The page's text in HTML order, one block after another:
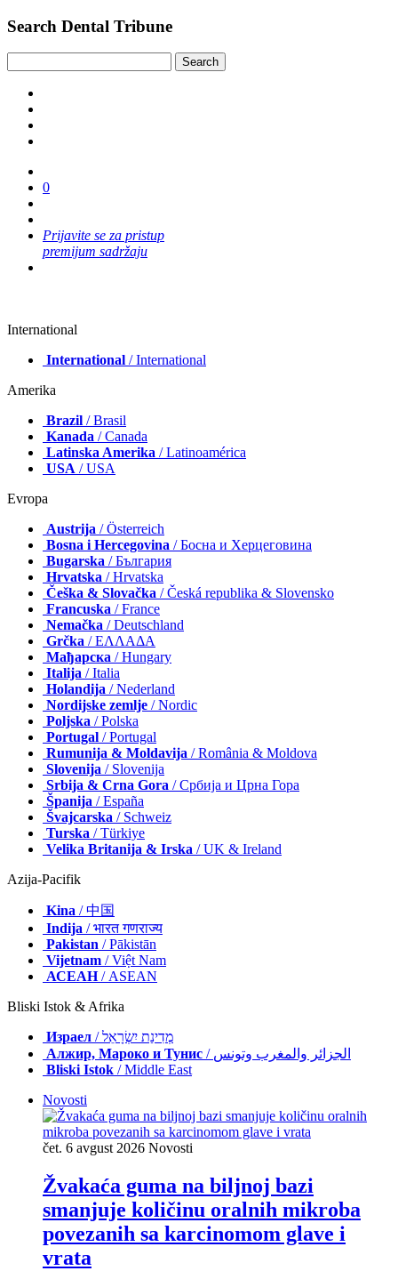
Search Dental Tribune
0
Prijavite se za pristup
premijum sadržaju
International
International / International
Amerika
Brazil / Brasil
Kanada / Canada
Latinska Amerika / Latinoamérica
USA / USA
Evropa
Austrija / Österreich
Bosna i Hercegovina / Босна и Херцеговина
Bugarska / България
Hrvatska / Hrvatska
Češka & Slovačka / Česká republika & Slovensko
Francuska / France
Nemačka / Deutschland
Grčka / ΕΛΛΑΔΑ
Мађарска / Hungary
Italija / Italia
Holandija / Nederland
Nordijske zemlje / Nordic
Poljska / Polska
Portugal / Portugal
Rumunija & Moldavija / România & Moldova
Slovenija / Slovenija
Srbija & Crna Gora / Србија и Црна Гора
Španija / España
Švajcarska / Schweiz
Turska / Türkiye
Velika Britanija & Irska / UK & Ireland
Azija-Pacifik
Kina / 中国
Indija / भारत गणराज्य
Pakistan / Pākistān
Vijetnam / Việt Nam
АСЕАН/ ASEAN
Bliski Istok & Afrika
Израел
/ מְדִינַת יִשְׂרָאֵל
Алжир, Мароко и Тунис
/ الجزائر والمغرب وتونس
Bliski Istok / Middle East
Novosti
čet. 6 avgust 2026 Novosti
Žvakaća guma na biljnoj bazi
smanjuje količinu oralnih mikroba
povezanih sa karcinomom glave i
vrata